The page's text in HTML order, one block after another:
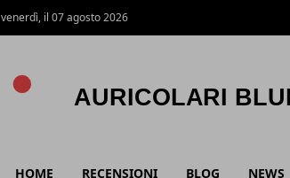
venerdì, il 07 agosto 2026
HOME RECENSIONI BLOG NEWS